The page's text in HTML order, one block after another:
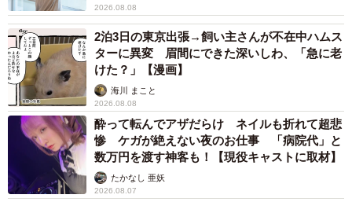
2026.08.08
2泊3日の東京出張→飼い主さんが不在中ハムス
ターに異変 眉間にできた深いしわ、「急に老
けた？」【漫画】
海川 まこと
2026.08.08
酔って転んでアザだらけ ネイルも折れて超悲
惨 ケガが絶えない夜のお仕事 「病院代」と
数万円を渡す神客も！【現役キャストに取材】
たかなし 亜妖
2026.08.07